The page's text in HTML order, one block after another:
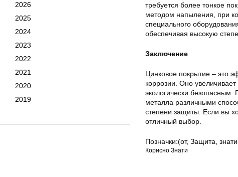
2026
2025
2024
2023
2022
2021
2020
2019
требуется более тонкое
методом напыления, при
специального
обеспечивая высокую
Заключение
Цинковое покрытие – это
коррозии. Оно
экологически безопасным.
металла различными
степени защиты. Если вы
отличный выбор.
Позначки:(от, Защита знати
Корисно Знати